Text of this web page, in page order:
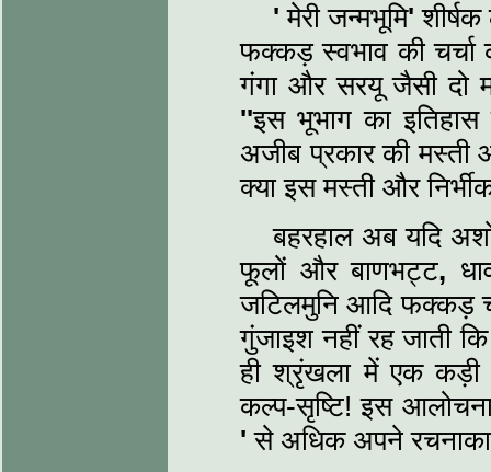
' मेरी जन्‍मभूमि'
फक्कड़ स्वभाव की चर्चा
गंगा और सरयू जैसी दो
''इस भूभाग का
अजीब प्रकार की मस्‍ती
क्‍या इस मस्‍ती और
बहरहाल अब यदि
फूलों और बाणभट्ट,
जटिलमुनि आदि फक्कड़
गुंजाइश नहीं रह जाती
ही श्रृंखला में एक कड़ी
कल्‍प-सृष्टि! इस
' से अधिक अपने